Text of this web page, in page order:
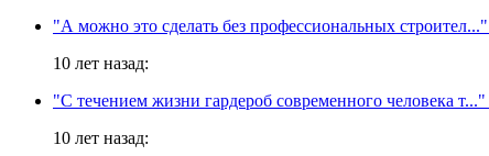
"А можно это сделать без профессиональных строител..."
10 лет назад:
"С течением жизни гардероб современного человека т..."
10 лет назад: